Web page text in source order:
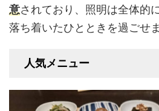
意されており、照明は全体的
落ち着いたひとときを過ごせま
人気メニュー